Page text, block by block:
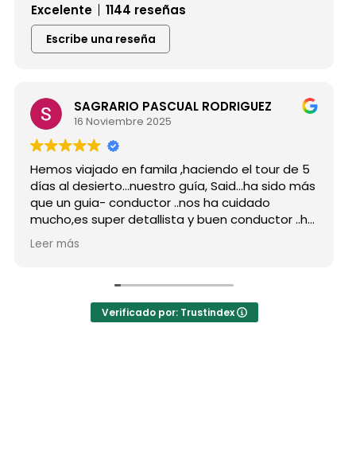
Excelente
1144 reseñas
Escribe una reseña
SAGRARIO PASCUAL RODRIGUEZ
16 Noviembre 2025
viajado en famila ,haciendo el tour de 5
desierto...nuestro guía, Said...ha sido más
guia- conductor ..nos ha cuidado
super detallista y buen conductor ..ha
atento a todas nuestras peticiones y
muchos lugares
a la agencia,..súper agradecida a Mila
grupo
Desde
Verificado por: Trustindex